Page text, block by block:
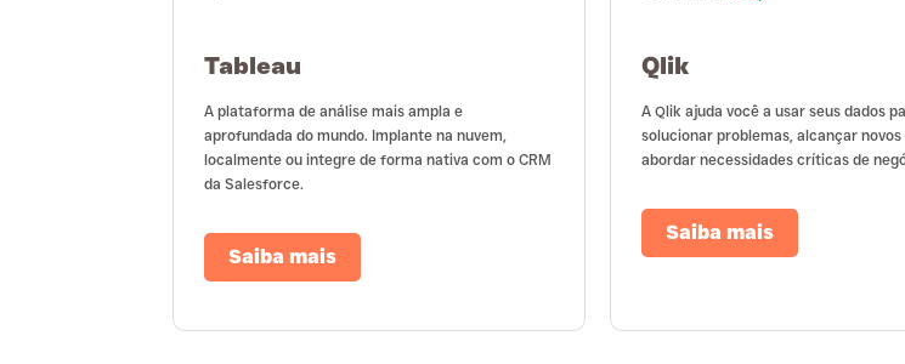
Tableau
A plataforma de análise mais ampla e
aprofundada do mundo. Implante na nuvem,
localmente ou integre de forma nativa com o CRM
da Salesforce.
Saiba mais
Qlik
A Qlik ajuda você a usar seus dados
solucionar problemas, alcançar
abordar necessidades críticas de
Saiba mais